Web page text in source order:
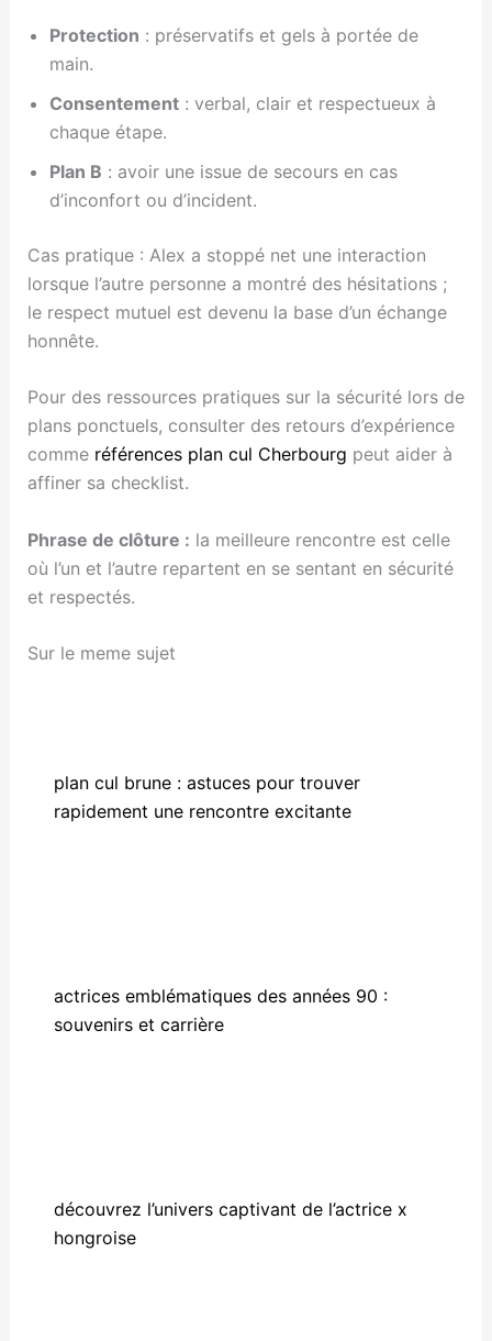
Protection : préservatifs et gels à portée de
main.
Consentement: verbal, clair et respectueux à
chaque étape.
Plan B : avoir une issue de secours en cas
d’inconfort ou d’incident.
Cas pratique : Alex a stoppé net une interaction
lorsque l’autre personne a montré des hésitations ;
le respect mutuel est devenu la base d’un échange
honnête.
Pour des ressources pratiques sur la sécurité lors de
plans ponctuels, consulter des retours d’expérience
comme références plan cul Cherbourg peut aider à
affiner sa checklist.
Phrase de clôture : la meilleure rencontre est celle
où l’un et l’autre repartent en se sentant en sécurité
et respectés.
Sur le meme sujet
plan cul brune : astuces pour trouver
rapidement une rencontre excitante
actrices emblématiques des années 90 :
souvenirs et carrière
découvrez l’univers captivant de l’actrice x
hongroise